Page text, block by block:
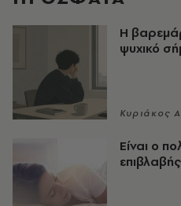
Η
ψυχικό
Κυριάκος
Είναι ο